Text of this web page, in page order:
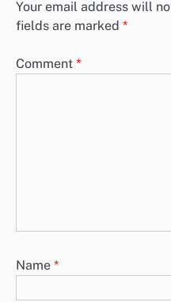
Your email address will
fields are marked *
Comment *
Name *